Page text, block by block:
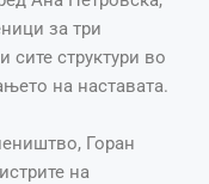
за три
структури во
на наставата.
Горан
на